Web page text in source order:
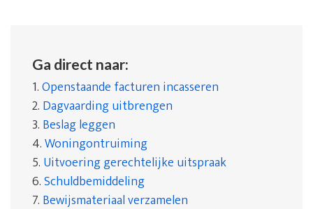
Ga direct naar:
1.Openstaande facturen incasseren
2. Dagvaarding uitbrengen
3. Beslag leggen
4.Woningontruiming
5. Uitvoering gerechtelijke uitspraak
6.Schuldbemiddeling
7. Bewijsmateriaal verzamelen